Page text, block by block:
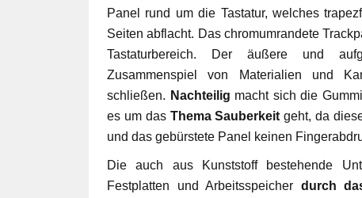
Panel rund um die Tastatur, welches
Seiten abflacht. Das chromumrandete
Tastaturbereich. Der äußere und
Zusammenspiel von Materialien und
schließen. Nachteilig macht sich die
es um das Thema Sauberkeitgeht, da
und das gebürstete Panel keinen
Die auch aus Kunststoff bestehende
Festplatten und Arbeitsspeicher durch